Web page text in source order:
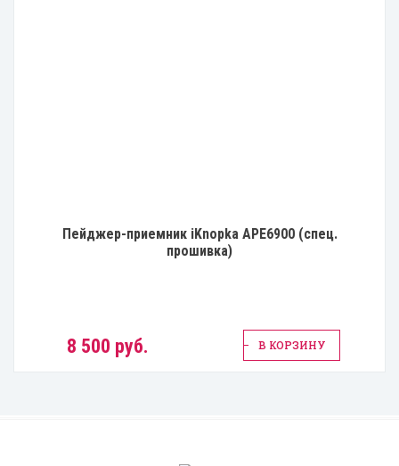
Пейджер-приемник iKnopka APE6900 (спец.
прошивка)
8 500 руб. В КОРЗИНУ